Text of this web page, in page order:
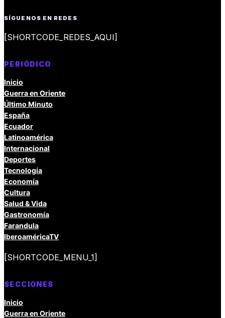
SÍGUENOS EN REDES
[SHORTCODE_REDES_AQUI]
PERIÓDICO
Inicio
Guerra en Oriente
Último Minuto
España
Ecuador
Latinoamérica
Internacional
Deportes
Tecnología
Economía
Cultura
Salud & Vida
Gastronomía
Farandula
IberoaméricaTV
[SHORTCODE_MENU_1]
SECCIONES
Inicio
Guerra en Oriente